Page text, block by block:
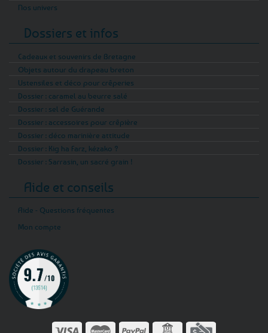
Nos univers
Dossiers et infos
Cadeaux et souvenirs de Bretagne
Objets autour du drapeau breton
Ustensiles et déco pour crêperies
Dossier : caramel au beurre salé
Dossier : sel de Guérande
Dossier : accessoires pour crêpière
Dossier : déco marinière attitude
Dossier : Kig ha Farz, kézako ?
Dossier : Sarrasin, un sacré grain !
Aide et conseils
Aide - Questions fréquentes
Mon compte